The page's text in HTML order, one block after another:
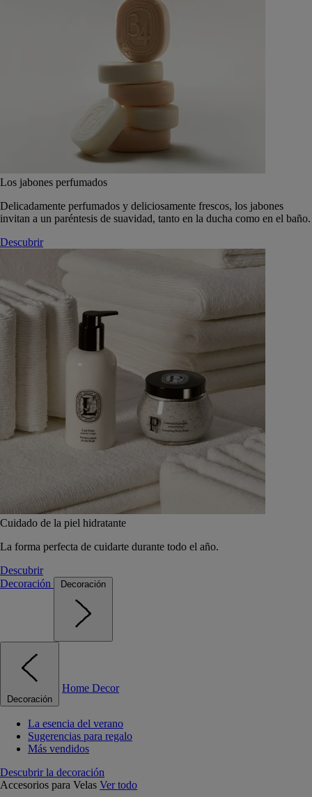
Los jabones perfumados
Delicadamente perfumados y deliciosamente frescos, los jabones
invitan a un paréntesis de suavidad, tanto en la ducha como en el baño.
Descubrir
Cuidado de la piel hidratante
La forma perfecta de cuidarte durante todo el año.
Descubrir
Decoración
Decoración
Decoración
Home Decor
La esencia del verano
Sugerencias para regalo
Más vendidos
Descubrir la decoración
Accesorios para Velas Ver todo